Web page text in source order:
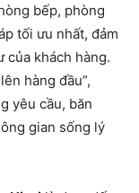
bếp, phòng
tối ưu nhất, đảm
của khách hàng.
hàng đầu”,
yêu cầu, băn
gian sống lý